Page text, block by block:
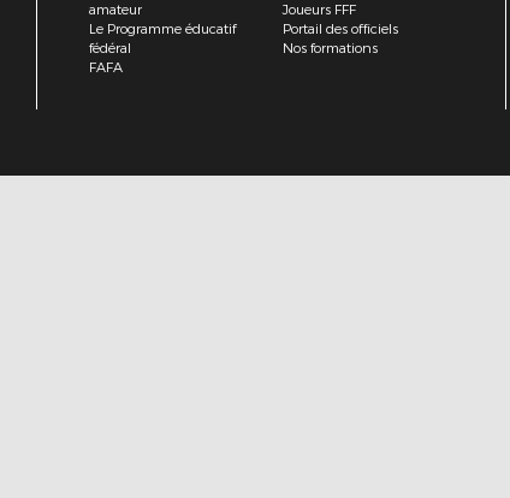
amateur
Le Programme éducatif
fédéral
FAFA
Joueurs FFF
Portail des officiels
Nos formations